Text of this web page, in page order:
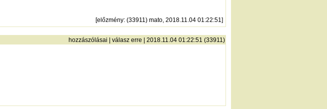
[előzmény: (33911) mato, 2018.11.04 01:22:51]
hozzászólásai | válasz erre | 2018.11.04 01:22:51 (33911)